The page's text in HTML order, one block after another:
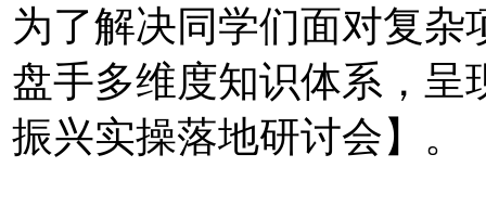
为了解决同学们面对复
盘手多维度知识体系，呈
振兴实操落地研讨会】。